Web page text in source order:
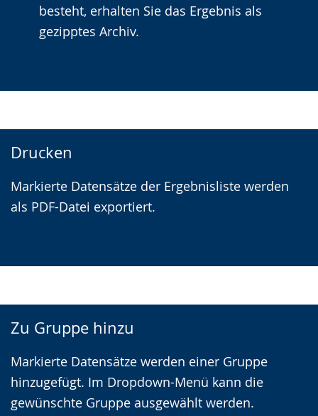
besteht, erhalten Sie das Ergebnis als
gezipptes Archiv.
Drucken
Markierte Datensätze der Ergebnisliste werden
als PDF-Datei exportiert.
Zu Gruppe hinzu
Markierte Datensätze werden einer Gruppe
hinzugefügt. Im Dropdown-Menü kann die
gewünschte Gruppe ausgewählt werden.